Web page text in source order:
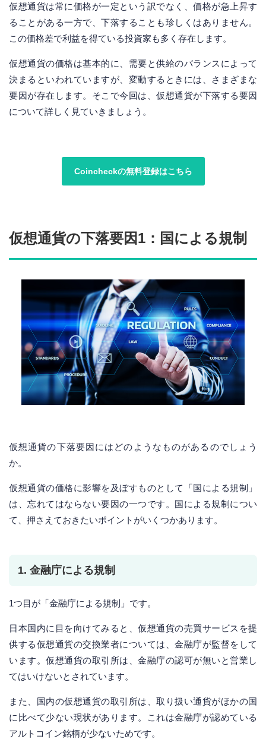
仮想通貨は常に価格が一定という訳でなく、価格が急上昇す
ることがある一方で、下落することも珍しくはありません。
この価格差で利益を得ている投資家も多く存在します。
仮想通貨の価格は基本的に、需要と供給のバランスによって
決まるといわれていますが、変動するときには、さまざまな
要因が存在します。そこで今回は、仮想通貨が下落する要因
について詳しく見ていきましょう。
Coincheckの無料登録はこちら
仮想通貨の下落要因1：国による規制
仮想通貨の下落要因にはどのようなものがあるのでしょう
か。
仮想通貨の価格に影響を及ぼすものとして「国による規制」
は、忘れてはならない要因の一つです。国による規制につい
て、押さえておきたいポイントがいくつかあります。
1. 金融庁による規制
1つ目が「金融庁による規制」です。
日本国内に目を向けてみると、仮想通貨の売買サービスを提
供する仮想通貨の交換業者については、金融庁が監督をして
います。仮想通貨の取引所は、金融庁の認可が無いと営業し
てはいけないとされています。
また、国内の仮想通貨の取引所は、取り扱い通貨がほかの国
に比べて少ない現状があります。これは金融庁が認めている
アルトコイン銘柄が少ないためです。